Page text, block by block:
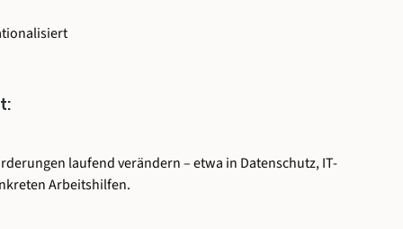
laufend verändern – etwa in Datenschutz, IT-
Arbeitshilfen.